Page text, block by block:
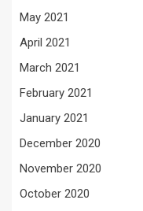
May 2021
April 2021
March 2021
February 2021
January 2021
December 2020
November 2020
October 2020